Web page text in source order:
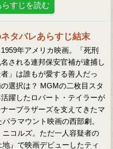
すじを読む
ネタバレあらすじ結末
年アメリカ映画。「死刑
される連邦保安官補が逮捕し
」は誰もが愛する善人だっ
選択は？ MGMの二枚目スタ
躍したロバート・テイラーが
ーブラザーズを支えてきたマ
ラマウント映画の西部劇。
コルズ。ただ一人容疑者の
』で映画デビューしたティ